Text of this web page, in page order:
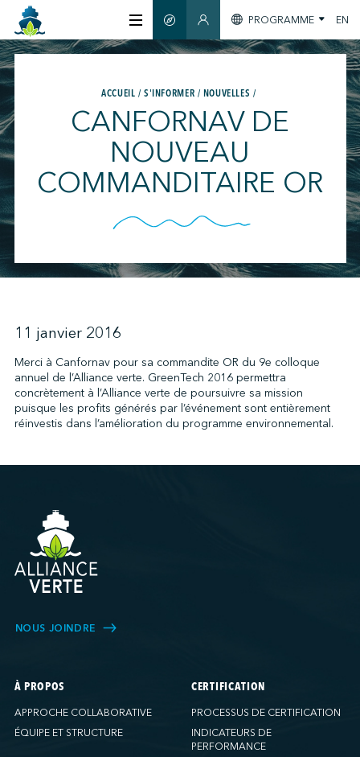
À PROPOS
CERTIFICATION
MEMBRES
GREENTECH
NOUS JOINDRE
↩︎
GUIDE INTELLIGENT
SECTION MEMBRES
PROGRAMME EN
ACCUEIL S'INFORMER NOUVELLES
CANFORNAV DE
NOUVEAU
COMMANDITAIRE OR
11 janvier 2016
Merci à Canfornav pour sa commandite OR du 9e colloque
annuel de l’Alliance verte. GreenTech 2016 permettra
concrètement à l’Alliance verte de poursuivre sa mission
puisque les profits générés par l’événement sont entièrement
réinvestis dans l’amélioration du programme environnemental.
NOUS JOINDRE
À PROPOS
APPROCHE COLLABORATIVE
ÉQUIPE ET STRUCTURE
CERTIFICATION
PROCESSUS DE CERTIFICATION
INDICATEURS DE
PERFORMANCE